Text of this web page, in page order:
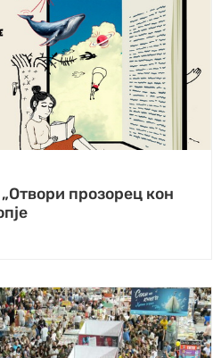
прозорец кон